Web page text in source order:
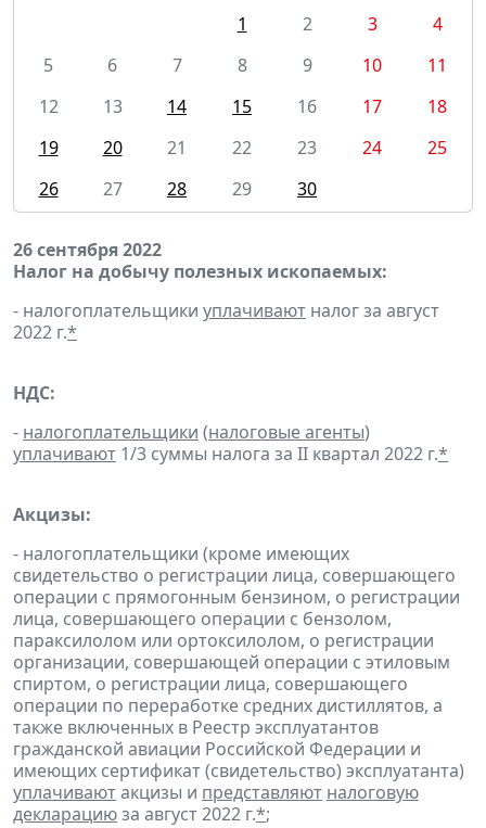
1
2 3
4
5
6 7 8 9 10
11
12
13 14 15 16 17
18
19
20 21 22 23 24
25
26
27 28 29 30
26 сентября 2022
Налог на добычу полезных ископаемых:
- налогоплательщики уплачивают налог за август
2022 г.*
НДС:
- налогоплательщики (налоговые агенты)
уплачивают 1/3 суммы налога за II квартал 2022 г.*
Акцизы:
- налогоплательщики (кроме имеющих
свидетельство о регистрации лица, совершающего
операции с прямогонным бензином, о регистрации
лица, совершающего операции с бензолом,
параксилолом или ортоксилолом, о регистрации
организации, совершающей операции с этиловым
спиртом, о регистрации лица, совершающего
операции по переработке средних дистиллятов, а
также включенных в Реестр эксплуатантов
гражданской авиации Российской Федерации и
имеющих сертификат (свидетельство) эксплуатанта)
уплачиваютакцизы и представляют налоговую
декларациюза август 2022 г.*;